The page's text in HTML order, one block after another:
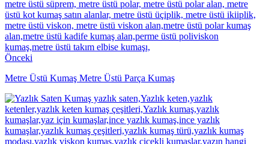
Önceki
Metre Üstü Kumaş Metre Üstü Parça Kumaş